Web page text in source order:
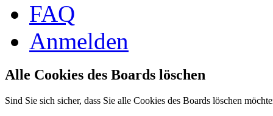
FAQ
Anmelden
Alle Cookies des Boards löschen
Sind Sie sich sicher, dass Sie alle Cookies des Boards löschen